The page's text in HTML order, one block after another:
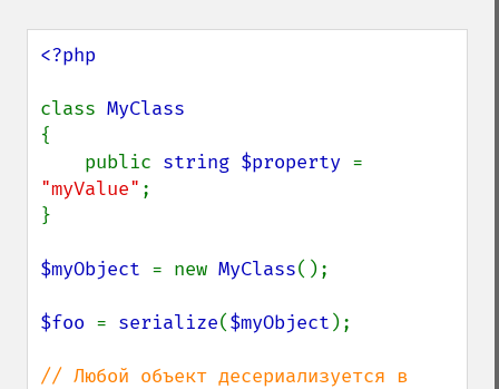
<?php
class
{
    public
string $property
"myValue" ;
}
$myObject = new MyClass();
$foo = serialize($myObject );
// Любой объект десериализуется в